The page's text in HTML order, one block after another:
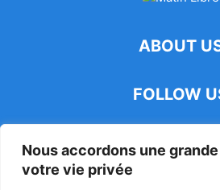
Nous accordons une
votre vie privée
ABOUT
FOLLOW